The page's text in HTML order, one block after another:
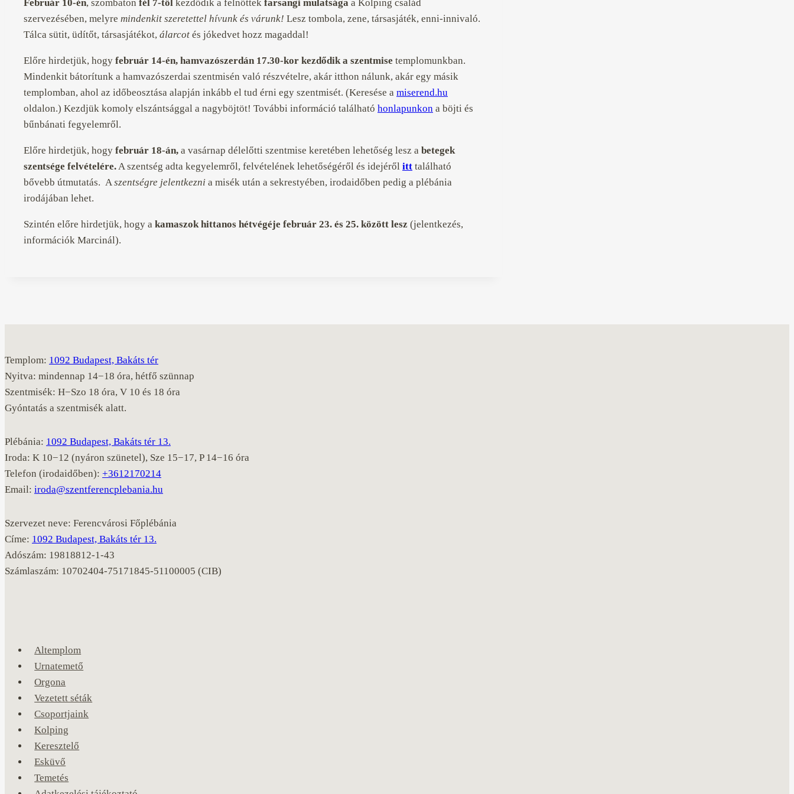
Február 10-én, szombaton fél 7-től kezdődik a felnőttek farsangi mulatsága a Kolping család
szervezésében, melyre mindenkit szeretettel hívunk és várunk! Lesz tombola, zene, társasjáték, enni-innivaló.
Tálca sütit, üdítőt, társasjátékot, álarcot és jókedvet hozz magaddal!
Előre hirdetjük, hogy február 14-én, hamvazószerdán 17.30-kor kezdődik a szentmise templomunkban.
Mindenkit bátorítunk a hamvazószerdai szentmisén való részvételre, akár itthon nálunk, akár egy másik
templomban, ahol az időbeosztása alapján inkább el tud érni egy szentmisét. (Keresése a miserend.hu
oldalon.) Kezdjük komoly elszántsággal a nagyböjtöt! További információ található honlapunkon a böjti és
bűnbánati fegyelemről.
Előre hirdetjük, hogy február 18-án, a vasárnap délelőtti szentmise keretében lehetőség lesz a betegek
szentsége felvételére.A szentség adta kegyelemről, felvételének lehetőségéről és idejéről itt található
bővebb útmutatás. Aszentségre jelentkezni a misék után a sekrestyében, irodaidőben pedig a plébánia
irodájában lehet.
Szintén előre hirdetjük, hogy a kamaszok hittanos hétvégéje február 23. és 25. között lesz (jelentkezés,
információk Marcinál).
Templom: 1092 Budapest, Bakáts tér
Nyitva: mindennap 14−18 óra, hétfő szünnap
Szentmisék: H−Szo 18 óra, V 10 és 18 óra
Gyóntatás a szentmisék alatt.
Plébánia: 1092 Budapest, Bakáts tér 13.
Iroda: K 10−12 (nyáron szünetel), Sze 15−17, P 14−16 óra
Telefon (irodaidőben): +3612170214
Email: iroda@szentferencplebania.hu
Szervezet neve: Ferencvárosi Főplébánia
Címe: 1092 Budapest, Bakáts tér 13.
Adószám: 19818812-1-43
Számlaszám: 10702404-75171845-51100005 (CIB)
Altemplom
Urnatemető
Orgona
Vezetett séták
Csoportjaink
Kolping
Keresztelő
Esküvő
Temetés